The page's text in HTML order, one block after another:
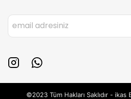
©2023 Tüm Hakları Saklıdır - ikas